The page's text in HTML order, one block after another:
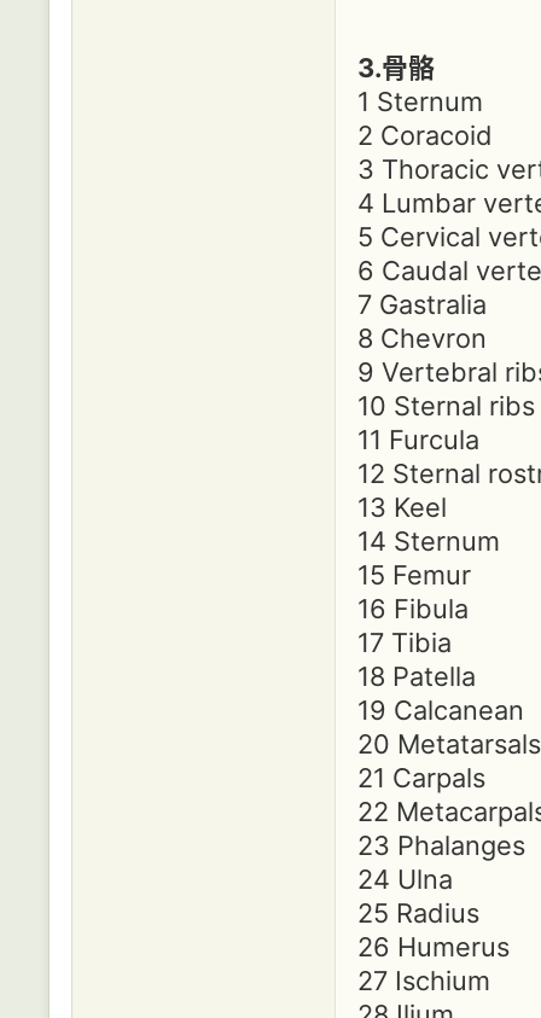
3.骨骼
1 Sternum
2 Coracoid
3 Thoracic
4 Lumbar
5 Cervical
6 Caudal
7 Gastralia
8 Chevron
9 Vertebral
10 Sternal ribs
11 Furcula
12 Sternal
13 Keel
14 Sternum
15 Femur
16 Fibula
17 Tibia
18 Patella
19 Calcanean
20 Metatarsals
21 Carpals
22
23 Phalanges
24 Ulna
25 Radius
26 Humerus
27 Ischium